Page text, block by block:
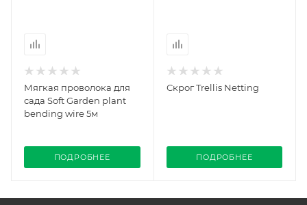
Мягкая проволока для
сада Soft Garden plant
bending wire 5м
ПОДРОБНЕЕ
Скрог Trellis Netting
ПОДРОБНЕЕ